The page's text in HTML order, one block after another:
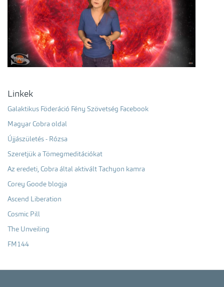
Linkek
Galaktikus Föderáció Fény Szövetség Facebook
Magyar Cobra oldal
Újjászületés - Rózsa
Szeretjük a Tömegmeditációkat
Az eredeti, Cobra által aktivált Tachyon kamra
Corey Goode blogja
Ascend Liberation
Cosmic Pill
The Unveiling
FM144